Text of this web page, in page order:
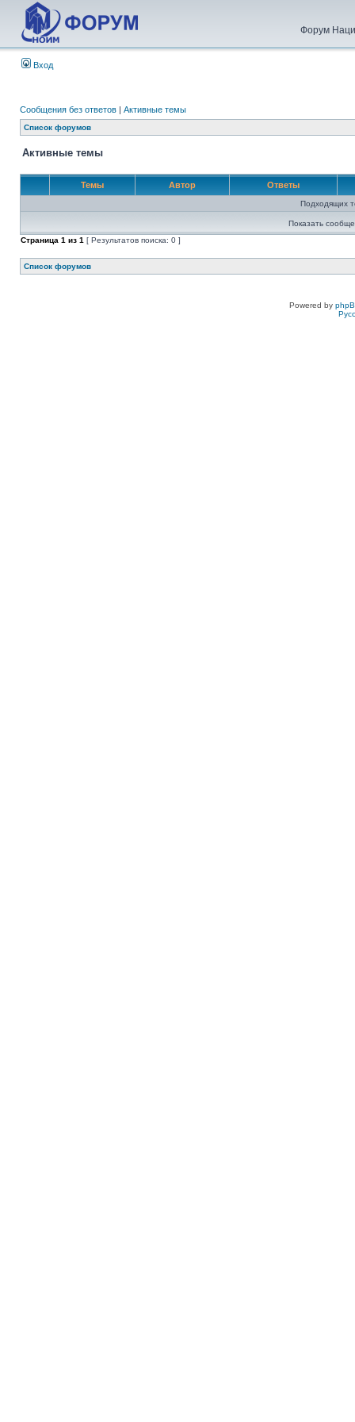
Форум
Вход
Сообщения без ответов | Активные темы
Список форумов
Активные темы
Темы Автор Ответы
Подходящих
Показать
Страница 1 из 1 [ Результатов поиска: 0 ]
Список форумов
Powered by